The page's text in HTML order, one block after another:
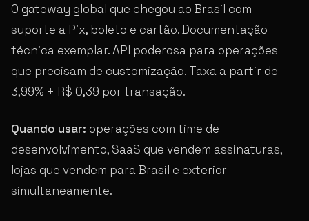
O gateway global que chegou ao Brasil com
suporte a Pix, boleto e cartão. Documentação
técnica exemplar. API poderosa para operações
que precisam de customização. Taxa a partir de
3,99% + R$ 0,39 por transação.
Quando usar: operações com time de
desenvolvimento, SaaS que vendem assinaturas,
lojas que vendem para Brasil e exterior
simultaneamente.